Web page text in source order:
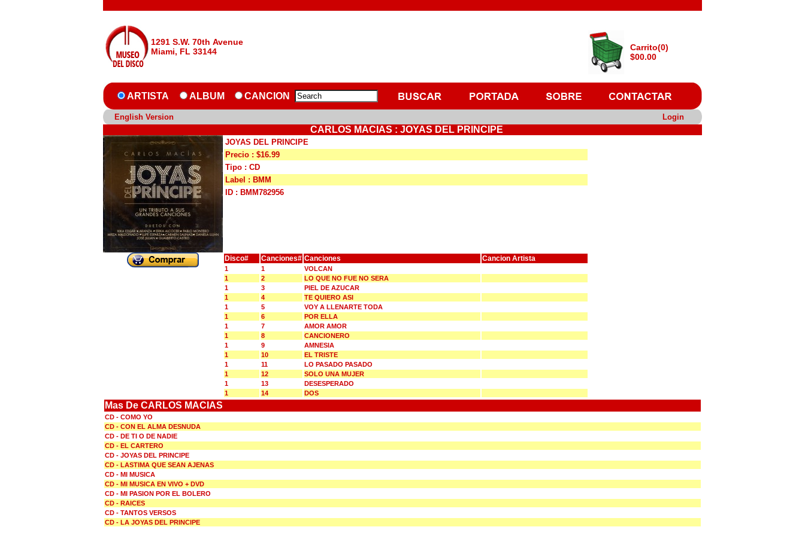
1291 S.W. 70th Avenue
Miami, FL 33144
Carrito(0)
$00.00
ARTISTA ALBUM CANCION
English Version Login
CARLOS MACIAS : JOYAS DEL PRINCIPE
JOYAS DEL PRINCIPE
Precio : $16.99
Tipo : CD
Label : BMM
ID : BMM782956
Disco# Canciones# Canciones Cancion Artista
1 1
VOLCAN
1
2
LO QUE NO FUE NO SERA
1
3
PIEL DE AZUCAR
1
4
TE QUIERO ASI
1
5
VOY A LLENARTE TODA
1
6
POR ELLA
1
7
AMOR AMOR
1
8
CANCIONERO
1
9
AMNESIA
1
10
EL TRISTE
1
11
LO PASADO PASADO
1
12
SOLO UNA MUJER
1
13
DESESPERADO
1
14 DOS
Mas De CARLOS MACIAS
CD - COMO YO
CD - CON EL ALMA DESNUDA
CD - DE TI O DE NADIE
CD - EL CARTERO
CD - JOYAS DEL PRINCIPE
CD - LASTIMA QUE SEAN AJENAS
CD - MI MUSICA
CD - MI MUSICA EN VIVO + DVD
CD - MI PASION POR EL BOLERO
CD - RAICES
CD - TANTOS VERSOS
CD - LA JOYAS DEL PRINCIPE